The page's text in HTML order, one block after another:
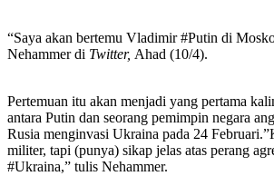
“Saya akan bertemu Vladimir #Putin di
Nehammer di Twitter, Ahad (10/4).
Pertemuan itu akan menjadi yang pertama
antara Putin dan seorang pemimpin negara
Rusia menginvasi Ukraina pada 24
militer, tapi (punya) sikap jelas atas perang
#Ukraina,” tulis Nehammer.